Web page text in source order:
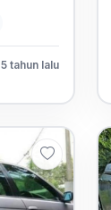
5 tahun lalu